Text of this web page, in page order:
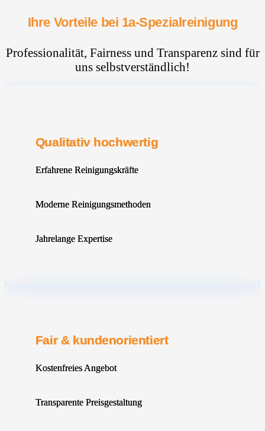
Ihre Vorteile bei 1a-Spezialreinigung
Professionalität, Fairness und Transparenz sind für
uns selbstverständlich!
Qualitativ hochwertig
Erfahrene Reinigungskräfte
Moderne Reinigungsmethoden
Jahrelange Expertise
Fair & kundenorientiert
Kostenfreies Angebot
Transparente Preisgestaltung